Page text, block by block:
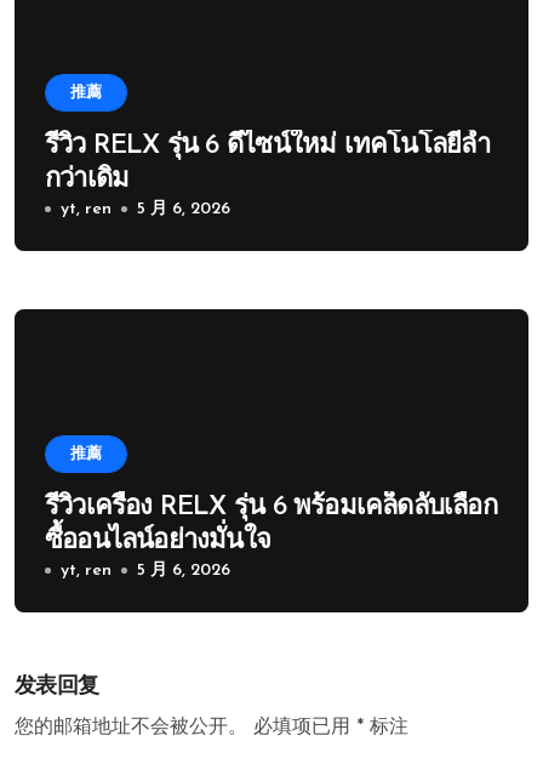
推薦
รีวิว RELX รุ่น 6 ดีไซน์ใหม่ เทคโนโลยีล้ำ
กว่าเดิม
yt, ren 5 月 6, 2026
推薦
รีวิวเครื่อง RELX รุ่น 6 พร้อมเคล็ดลับเลือก
ซื้ออนไลน์อย่างมั่นใจ
yt, ren 5 月 6, 2026
发表回复
您的邮箱地址不会被公开。 必填项已用 * 标注